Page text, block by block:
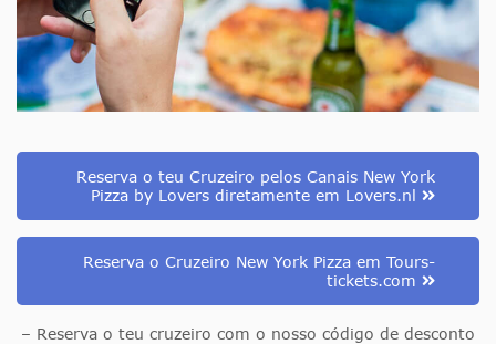
Reserva o teu Cruzeiro pelos Canais New York
Pizza by Lovers diretamente em Lovers.nl
Reserva o Cruzeiro New York Pizza em Tours-
tickets.com
– Reserva o teu cruzeiro com o nosso código de desconto